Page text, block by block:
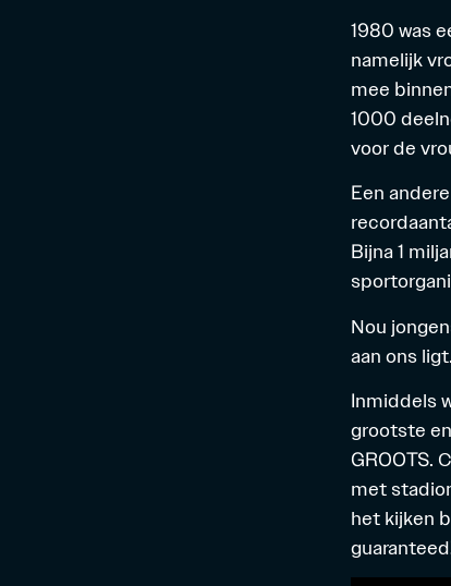
1980 was
namelijk
mee
1000
voor de
Een
Bijna 1
Nou
aan ons
Inmiddels
grootste
GROOTS.
met
het kijken